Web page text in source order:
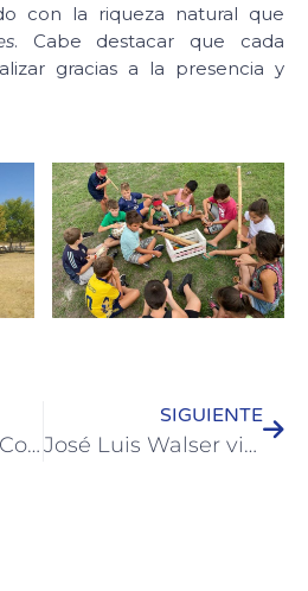
con la riqueza natural que
. Cabe destacar que cada
gracias a la presencia y
Se desarrolló en Colón el Torneo de Ajedrez “Artesanía 2022”
SIGUIENTE
José Luis Walser visitó el stand de Miraflores, Chaco